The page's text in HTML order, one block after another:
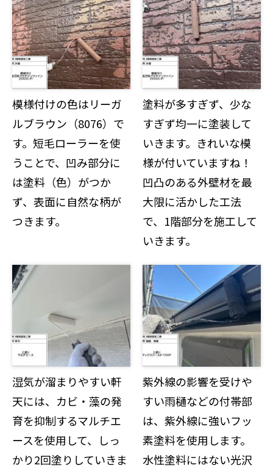
模様付けの色はリーガ
ルブラウン（8076）で
す。短毛ローラーを使
うことで、凹み部分に
は塗料（色）がつか
ず、表面に自然な柄が
つきます。
塗料が多すぎず、少な
すぎず均一に塗装して
いきます。きれいな模
様が付いていますね！
凹凸のある外壁材を最
大限に活かした工法
で、1階部分を施工して
いきます。
湿気が溜まりやすい軒
天には、カビ・藻の発
育を抑制するマルチエ
ースを使用して、しっ
かり2回塗りしていきま
紫外線の影響を受けや
すい雨樋などの付帯部
は、紫外線に強いフッ
素塗料を使用します。
水性塗料にはない光沢